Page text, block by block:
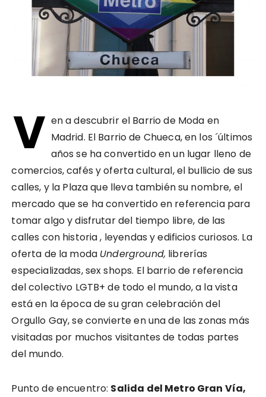
V en a descubrir el Barrio de Moda en
Madrid. El Barrio de Chueca, en los ´últimos
años se ha convertido en un lugar lleno de
comercios, cafés y oferta cultural, el bullicio de sus
calles, y la Plaza que lleva también su nombre, el
mercado que se ha convertido en referencia para
tomar algo y disfrutar del tiempo libre, de las
calles con historia , leyendas y edificios curiosos. La
oferta de la moda Underground, librerías
especializadas, sex shops. El barrio de referencia
del colectivo LGTB+ de todo el mundo, a la vista
está en la época de su gran celebración del
Orgullo Gay, se convierte en una de las zonas más
visitadas por muchos visitantes de todas partes
del mundo.
Punto de encuentro: Salida del Metro Gran Vía,